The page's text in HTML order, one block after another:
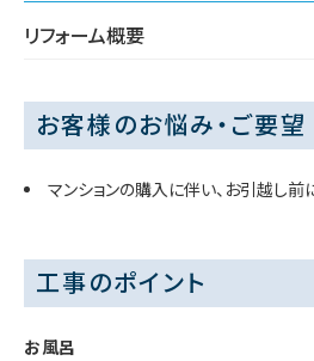
リフォーム概要
お客様のお悩み・ご要望
マンションの購入に伴い、お引越し前
工事のポイント
お風呂